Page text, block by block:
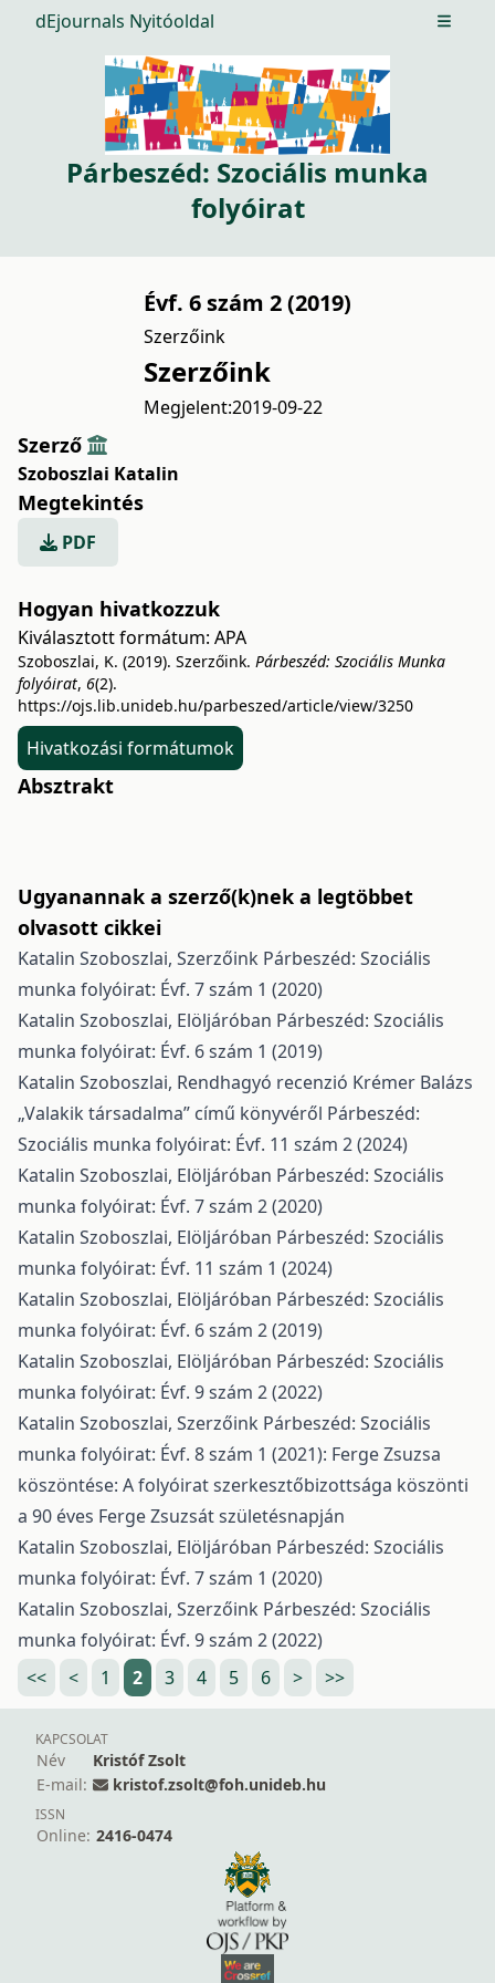
dEjournals Nyitóoldal Open
Párbeszéd: Szociális munka
folyóirat
Évf. 6 szám 2 (2019)
Szerzőink
Szerzőink
Megjelent:2019-09-22
Szerző
Szoboszlai Katalin
Megtekintés
PDF
Hogyan hivatkozzuk
Kiválasztott formátum: APA
Szoboszlai, K. (2019). Szerzőink. Párbeszéd: Szociális Munka
folyóirat, 6(2).
https://ojs.lib.unideb.hu/parbeszed/article/view/3250
Hivatkozási formátumok
Absztrakt
Ugyanannak a szerző(k)nek a legtöbbet
olvasott cikkei
Katalin Szoboszlai, Szerzőink Párbeszéd: Szociális
munka folyóirat: Évf. 7 szám 1 (2020)
Katalin Szoboszlai, Elöljáróban Párbeszéd: Szociális
munka folyóirat: Évf. 6 szám 1 (2019)
Katalin Szoboszlai, Rendhagyó recenzió Krémer Balázs
„Valakik társadalma” című könyvéről Párbeszéd:
Szociális munka folyóirat: Évf. 11 szám 2 (2024)
Katalin Szoboszlai, Elöljáróban Párbeszéd: Szociális
munka folyóirat: Évf. 7 szám 2 (2020)
Katalin Szoboszlai, Elöljáróban Párbeszéd: Szociális
munka folyóirat: Évf. 11 szám 1 (2024)
Katalin Szoboszlai, Elöljáróban Párbeszéd: Szociális
munka folyóirat: Évf. 6 szám 2 (2019)
Katalin Szoboszlai, Elöljáróban Párbeszéd: Szociális
munka folyóirat: Évf. 9 szám 2 (2022)
Katalin Szoboszlai, Szerzőink Párbeszéd: Szociális
munka folyóirat: Évf. 8 szám 1 (2021): Ferge Zsuzsa
köszöntése: A folyóirat szerkesztőbizottsága köszönti
a 90 éves Ferge Zsuzsát születésnapján
Katalin Szoboszlai, Elöljáróban Párbeszéd: Szociális
munka folyóirat: Évf. 7 szám 1 (2020)
Katalin Szoboszlai, Szerzőink Párbeszéd: Szociális
munka folyóirat: Évf. 9 szám 2 (2022)
<<
< 1 2 3 4 5 6 > >>
KAPCSOLAT
Név
Kristóf Zsolt
E-mail:
kristof.zsolt@foh.unideb.hu
ISSN
Online: 2416-0474